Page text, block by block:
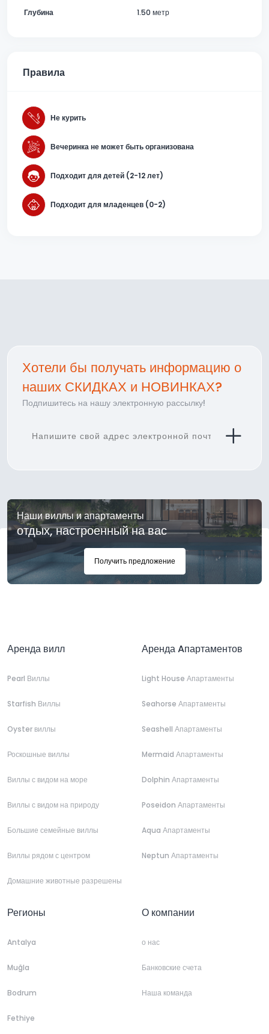
Глубина 1.50 метр
Правила
Не курить
Вечеринка не может быть организована
Подходит для детей (2-12 лет)
Подходит для младенцев (0-2)
Хотели бы получать информацию о
наших СКИДКАХ и НОВИНКАХ?
Подпишитесь на нашу электронную рассылку!
Наши виллы и апартаменты
отдых, настроенный на вас
Получить предложение
Аренда вилл
Pearl Виллы
Starfish Виллы
Oyster виллы
Роскошные виллы
Виллы с видом на море
Виллы с видом на природу
Большие семейные виллы
Виллы рядом с центром
Домашние животные разрешены
Аренда Aпартаментов
Light House Апартаменты
Seahorse Апартаменты
Seashell Апартаменты
Mermaid Апартаменты
Dolphin Апартаменты
Poseidon Апартаменты
Aqua Апартаменты
Neptun Апартаменты
Регионы
Antalya
Muğla
Bodrum
Fethiye
О компании
о нас
Банковские счета
Наша команда